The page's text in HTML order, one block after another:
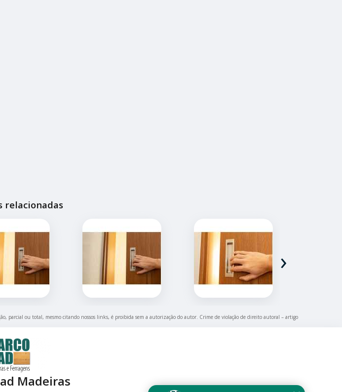
relacionadas
›
parcial ou total, mesmo citando nossos links, é proibida sem a autorização do autor. Crime de violação de direito autoral – artigo
Madeiras